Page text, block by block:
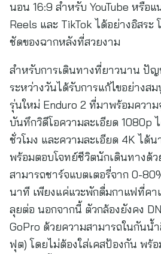
นอน 16:9 สำหรับ YouTube หรือแ
Reels และ TikTok ได้อย่างอิสร
ชัดของฉากหลังที่สวยงาม
สำหรับการเดินทางที่ยาวนาน ปั
ระหว่างวันได้รับการแก้ไขอย่างส
รุ่นใหม่ Enduro 2 ที่มาพร้อมควา
บันทึกวิดีโอความละเอียด 1080p
ชั่วโมง และความละเอียด 4K ได้
พร้อมตอบโจทย์ชีวิตนักเดินทางด้ว
สามารถชาร์จแบตเตอรี่จาก 0-
นาที เพียงแค่แวะพักดื่มกาแฟที่คา
ลุยต่อ นอกจากนี้ ตัวกล้องยังคง
GoPro ด้วยความสามารถในกันน้
ฟุต) โดยไม่ต้องใส่เคสป้องกัน พร้